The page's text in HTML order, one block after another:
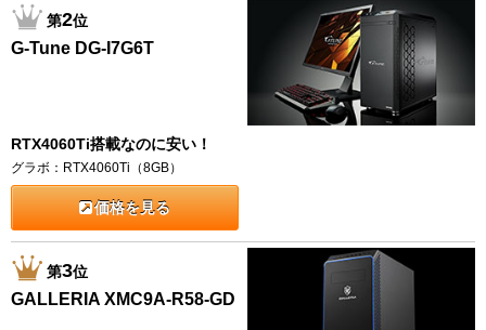
第2位
G-Tune DG-I7G6T
RTX4060Ti搭載なのに安い！
グラボ：RTX4060Ti（8GB）
価格を見る
第3位
GALLERIA XMC9A-R58-GD